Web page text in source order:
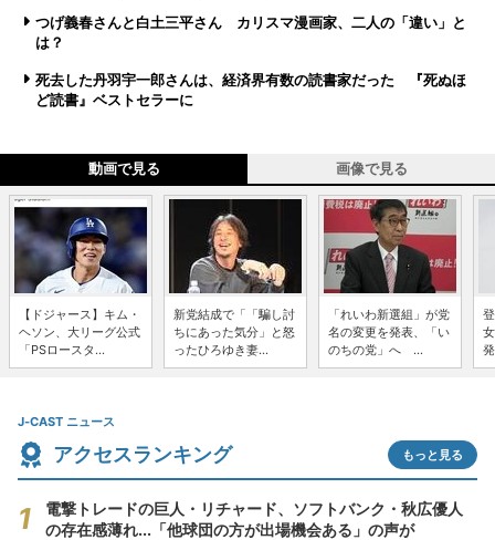
つげ義春さんと白土三平さん カリスマ漫画家、二人の「違い」と
は？
死去した丹羽宇一郎さんは、経済界有数の読書家だった 『死ぬほ
ど読書』ベストセラーに
動画で見る 画像で見る
【ドジャース】キム・
ヘソン、大リーグ公式
「PSロースタ...
新党結成で「「騙し討
ちにあった気分」と怒
ったひろゆき妻...
「れいわ新選組」が党
名の変更を発表、「い
のちの党」へ ...
J-CAST ニュース
アクセスランキング もっと見る
電撃トレードの巨人・リチャード、ソフトバンク・秋広優人
の存在感薄れ...「他球団の方が出場機会ある」の声が